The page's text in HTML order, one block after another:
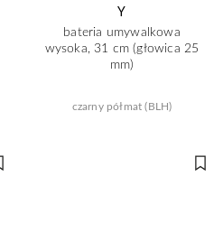
Y
bateria umywalkowa
wysoka, 31 cm (głowica 25
mm)
czarny półmat (BLH)